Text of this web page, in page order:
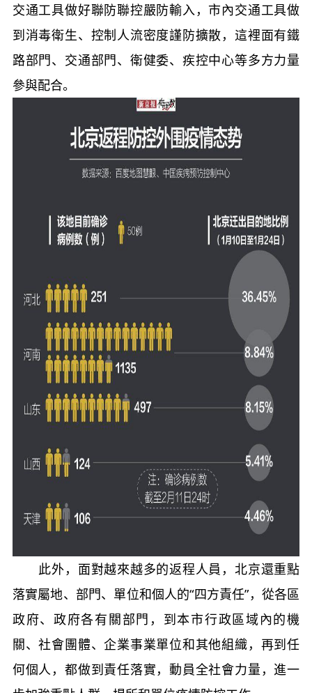
交通工具做好聯防聯控嚴防輸入，市內交通工具做
到消毒衛生、控制人流密度謹防擴散，這裡面有鐵
路部門、交通部門、衛健委、疾控中心等多方力量
參與配合。
此外，面對越來越多的返程人員，北京還重點
落實屬地、部門、單位和個人的“四方責任”，從各區
政府、政府各有關部門，到本市行政區域內的機
關、社會團體、企業事業單位和其他組織，再到任
何個人，都做到責任落實，動員全社會力量，進一